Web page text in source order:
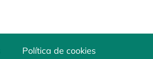
Política de cookies